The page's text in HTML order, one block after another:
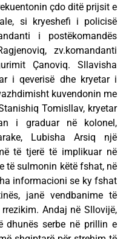
çdo ditë prijsit e
si kryeshefi i policisë
i postëkomandës
zv.komandanti
Çanoviq. Sllavisha
i qeverisë dhe kryetar i
kuvendonin me
Tomisllav, kryetar
i graduar në kolonel,
Lubisha Arsiq një
të tjerë të implikuar në
të sulmonin këtë fshat, në
informacioni se ky fshat
janë vendbanime të
Andaj në Sllovijë,
dhunës serbe në prillin e